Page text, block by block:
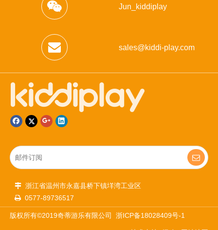
Jun_kiddiplay
sales@kiddi-play.com
 浙江省温州市永嘉县桥下镇垟湾工业区
 0577-89736517
版权所有©2019奇蒂游乐有限公司 浙ICP备18028409号-1